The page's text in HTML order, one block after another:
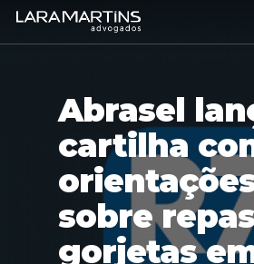
Skip
main
Abrasel
cartilha
sobre
gorjetas